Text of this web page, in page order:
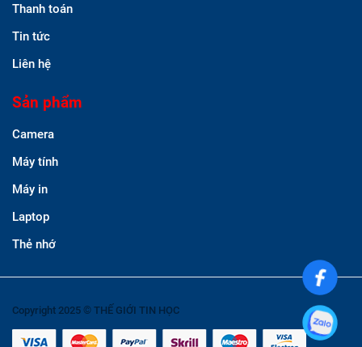
Thanh toán
Tin tức
Liên hệ
Sản phẩm
Camera
Máy tính
Máy in
Laptop
Thẻ nhớ
Copyright 2025 © THẾ GIỚI TIN HỌC